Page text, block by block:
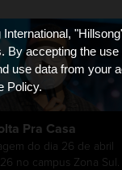
Pra Casa
do dia 26 de abril
no campus Zona Sul.
By accepting the
use data from your
Policy.